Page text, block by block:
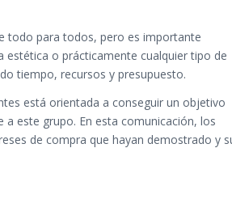
todo para todos, pero es importante
estética o prácticamente cualquier tipo de
tiempo, recursos y presupuesto.
está orientada a conseguir un objetivo
este grupo. En esta comunicación, los
de compra que hayan demostrado y